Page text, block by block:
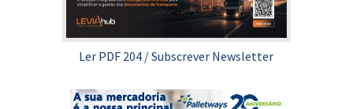
Ler PDF 204 /Subscrever Newsletter